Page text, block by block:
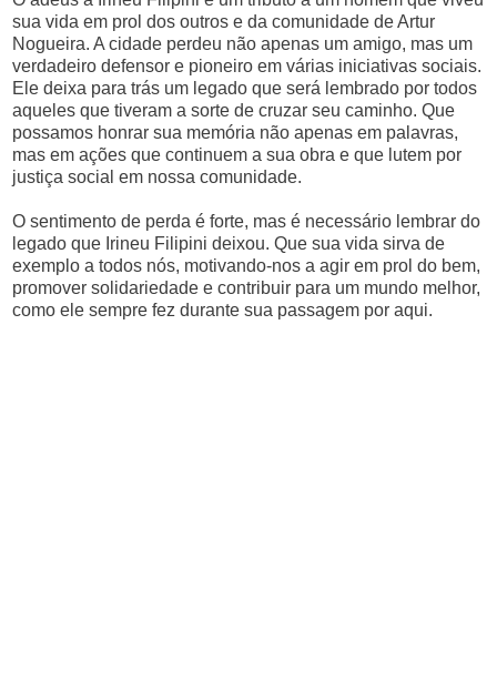
sua vida em prol dos outros e da comunidade de Artur
Nogueira. A cidade perdeu não apenas um amigo, mas um
verdadeiro defensor e pioneiro em várias iniciativas sociais.
Ele deixa para trás um legado que será lembrado por todos
aqueles que tiveram a sorte de cruzar seu caminho. Que
possamos honrar sua memória não apenas em palavras,
mas em ações que continuem a sua obra e que lutem por
justiça social em nossa comunidade.
O sentimento de perda é forte, mas é necessário lembrar do
legado que Irineu Filipini deixou. Que sua vida sirva de
exemplo a todos nós, motivando-nos a agir em prol do bem,
promover solidariedade e contribuir para um mundo melhor,
como ele sempre fez durante sua passagem por aqui.